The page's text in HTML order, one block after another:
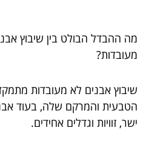
מה ההבדל הבולט בין שיבוץ
מעובדות?
שיבוץ אבנים לא מעובדות
הטבעית והמרקם שלה, בעוד
ישר, זוויות וגדלים אחידים.